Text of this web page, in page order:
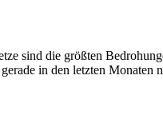
sind die größten
in den letzten Monaten